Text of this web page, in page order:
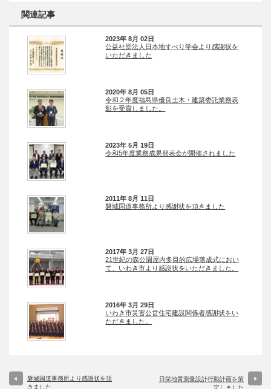
関連記事
2023年 8月 02日
公益社団法人日本地すべり学会より感謝状を
いただきました
2020年 8月 05日
令和２年度福島県優良土木・建築委託業務表
彰を受賞しました。
2023年 5月 19日
令和5年度業務成果発表会が開催されました
2011年 8月 11日
磐城国道事務所より感謝状を頂きました
2017年 3月 27日
21世紀の森公園屋内多目的広場落成式におい
て、いわき市より感謝状をいただきました。
2016年 3月 29日
いわき市災害公営住宅建設関係者感謝状をい
ただきました。
磐城国道事務所より感謝状を頂
きました
日栄地質測量設計行動計画を策
定しました